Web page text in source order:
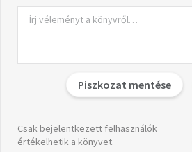
Piszkozat mentése
Csak bejelentkezett felhasználók
értékelhetik a könyvet.